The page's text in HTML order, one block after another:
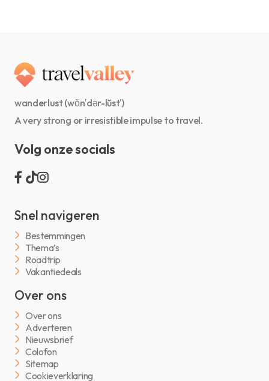
wanderlust (wŏn′dər-lŭst′)
A very strong or irresistible impulse to travel.
Volg onze socials
Snel navigeren
Bestemmingen
Thema’s
Roadtrip
Vakantiedeals
Over ons
Over ons
Adverteren
Nieuwsbrief
Colofon
Sitemap
Cookieverklaring